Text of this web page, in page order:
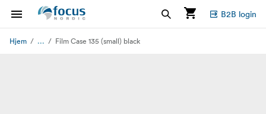
B2B login
Hjem ... Film Case 135 (small) black